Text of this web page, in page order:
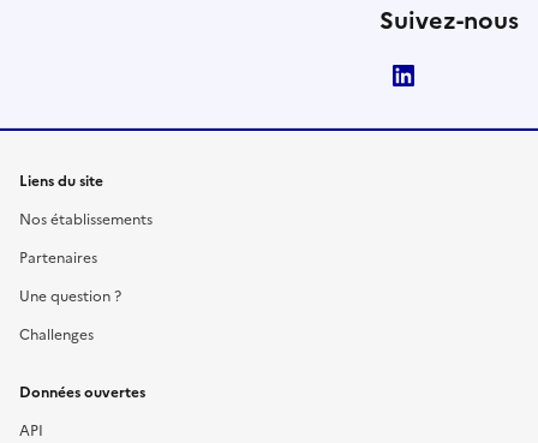
Suivez-nous
Liens du site
Nos établissements
Partenaires
Une question ?
Challenges
Données ouvertes
API